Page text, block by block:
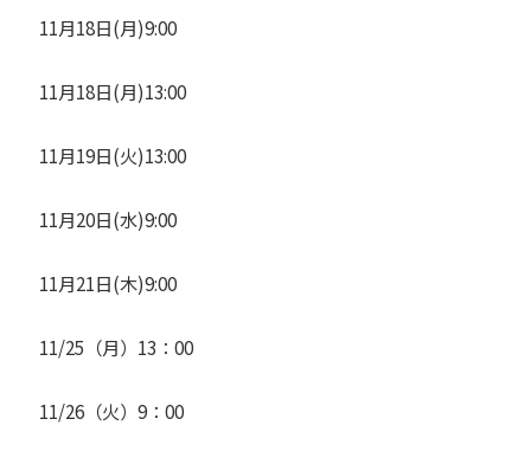
11月18日(月)9:00
11月18日(月)13:00
11月19日(火)13:00
11月20日(水)9:00
11月21日(木)9:00
11/25（月）13：00
11/26（火）9：00